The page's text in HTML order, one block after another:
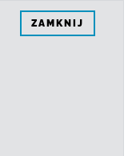
ZAMKNIJ